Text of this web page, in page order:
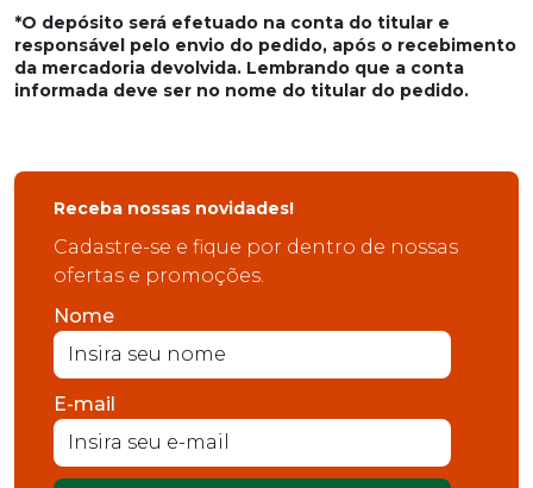
*O depósito será efetuado na conta do titular e
responsável pelo envio do pedido, após o recebimento
da mercadoria devolvida. Lembrando que a conta
informada deve ser no nome do titular do pedido.
Receba nossas novidades!
Cadastre-se e fique por dentro de nossas
ofertas e promoções.
Nome
E-mail